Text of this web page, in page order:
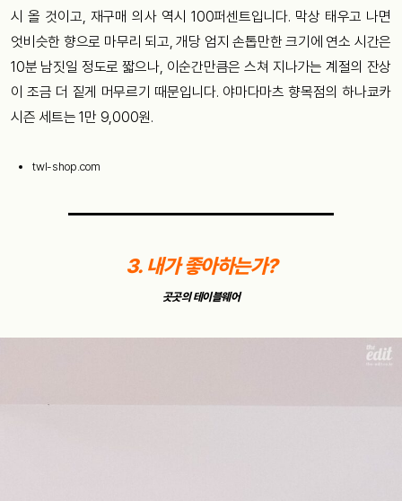
시 올 것이고, 재구매 의사 역시 100퍼센트입니다. 막상 태우고 나면
엇비슷한 향으로 마무리 되고, 개당 엄지 손톱만한 크기에 연소 시간은
10분 남짓일 정도로 짧으나, 이순간만큼은 스쳐 지나가는 계절의 잔상
이 조금 더 짙게 머무르기 때문입니다. 야마다마츠 향목점의 하나쿄카
시즌 세트는 1만 9,000원.
twl-shop.com
3. 내가 좋아하는가?
곳곳의 테이블웨어